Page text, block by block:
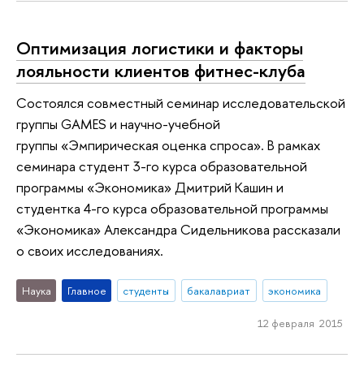
Оптимизация логистики и факторы
лояльности клиентов фитнес-клуба
Состоялся совместный семинар исследовательской
группы GAMES и научно-учебной
группы «Эмпирическая оценка спроса». В рамках
семинара студент 3-го курса образовательной
программы «Экономика» Дмитрий Кашин и
студентка 4-го курса образовательной программы
«Экономика» Александра Сидельникова рассказали
о своих исследованиях.
Наука Главное студенты бакалавриат экономика
12 февраля 2015